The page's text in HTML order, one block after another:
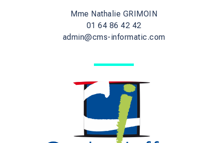
Mme Nathalie GRIMOIN
01 64 86 42 42
admin@cms-informatic.com